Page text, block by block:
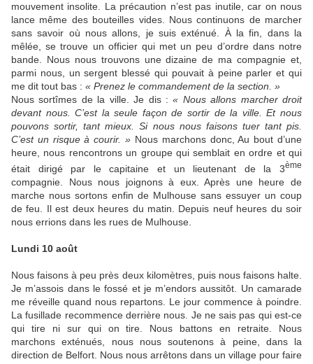
mouvement insolite. La précaution n’est pas inutile, car on nous
lance même des bouteilles vides. Nous continuons de marcher
sans savoir où nous allons, je suis exténué. À la fin, dans la
mêlée, se trouve un officier qui met un peu d’ordre dans notre
bande. Nous nous trouvons une dizaine de ma compagnie et,
parmi nous, un sergent blessé qui pouvait à peine parler et qui
me dit tout bas : « Prenez le commandement de la section. »
Nous sortîmes de la ville. Je dis :« Nous allons marcher droit
devant nous. C’est la seule façon de sortir de la ville. Et nous
pouvons sortir, tant mieux. Si nous nous faisons tuer tant pis.
C’est un risque à courir. » Nous marchons donc, Au bout d’une
heure, nous rencontrons un groupe qui semblait en ordre et qui
était dirigé par le capitaine et un lieutenant de la 3ème
compagnie. Nous nous joignons à eux. Après une heure de
marche nous sortons enfin de Mulhouse sans essuyer un coup
de feu. Il est deux heures du matin. Depuis neuf heures du soir
nous errions dans les rues de Mulhouse.
Lundi 10 août
Nous faisons à peu près deux kilomètres, puis nous faisons halte.
Je m’assois dans le fossé et je m’endors aussitôt. Un camarade
me réveille quand nous repartons. Le jour commence à poindre.
La fusillade recommence derrière nous. Je ne sais pas qui est-ce
qui tire ni sur qui on tire. Nous battons en retraite. Nous
marchons exténués, nous nous soutenons à peine, dans la
direction de Belfort. Nous nous arrêtons dans un village pour faire